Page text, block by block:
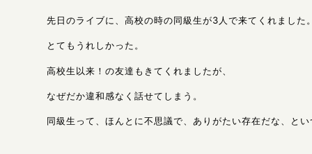
先日のライブに、高校の時の同級生が3人で来てくれました。
とてもうれしかった。
高校生以来！の友達もきてくれましたが、
なぜだか違和感なく話せてしまう。
同級生って、ほんとに不思議で、ありがたい存在だな、とい